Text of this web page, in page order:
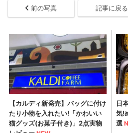
前の写真 記事に戻る